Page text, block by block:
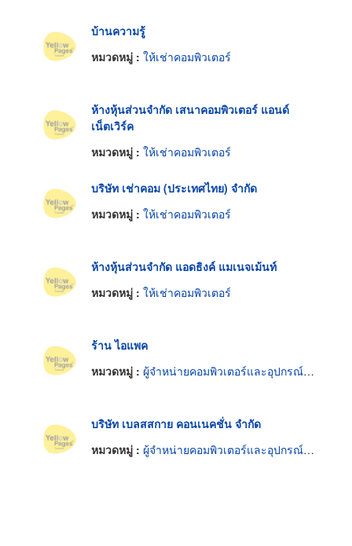
บ้านความรู้
หมวดหมู่ : ให้เช่าคอมพิวเตอร์
ห้างหุ้นส่วนจำกัด เสนาคอมพิวเตอร์ แอนด์
เน็ตเวิร์ค
หมวดหมู่ : ให้เช่าคอมพิวเตอร์
บริษัท เช่าคอม (ประเทศไทย) จำกัด
หมวดหมู่ : ให้เช่าคอมพิวเตอร์
ห้างหุ้นส่วนจำกัด แอดธิงค์ แมเนจเม้นท์
หมวดหมู่ : ให้เช่าคอมพิวเตอร์
ร้าน ไอแพค
หมวดหมู่ : ผู้จำหน่ายคอมพิวเตอร์และอุปกรณ์ต่อพ่วง
บริษัท เบลสสกาย คอนเนคชั่น จำกัด
หมวดหมู่ : ผู้จำหน่ายคอมพิวเตอร์และอุปกรณ์ต่อพ่วง